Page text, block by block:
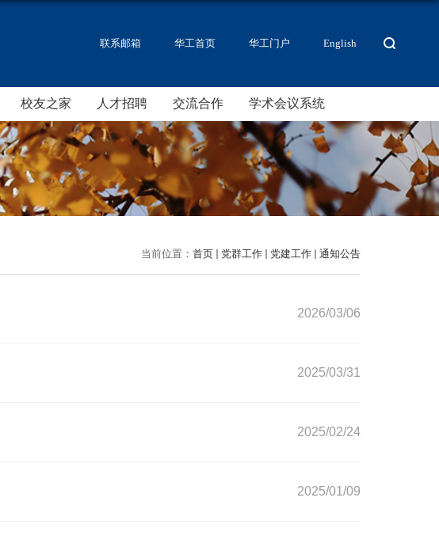
联系邮箱 华工首页 华工门户 English
校友之家 人才招聘 交流合作 学术会议系统
当前位置： 首页 党群工作 党建工作 通知公告
2026/03/06
2025/03/31
2025/02/24
2025/01/09